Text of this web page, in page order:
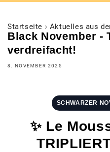
Startseite › Aktuelles aus
Black November -
verdreifacht!
8. NOVEMBER 2025
SCHWARZER
✨ Le